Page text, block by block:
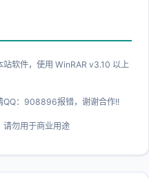
软件，使用 WinRAR v3.10 以上
QQ：908896报错，谢谢合作!!
请勿用于商业用途